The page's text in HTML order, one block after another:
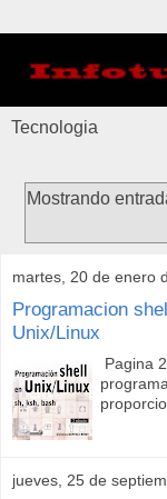
Tecnologia
Mostrando
martes, 20 de enero
Programacion
Unix/Linux
Pagina
jueves, 25 de